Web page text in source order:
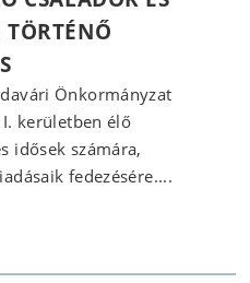
TÖRTÉNŐ
Önkormányzat
kerületben élő
idősek számára,
fedezésére....